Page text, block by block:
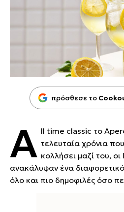
πρόσθεσε το
A ll time classic το
τελευταία χρόνια
κολλήσει μαζί του, οι
ανακάλυψαν ένα διαφορετικό
όλο και πιο δημοφιλές όσο